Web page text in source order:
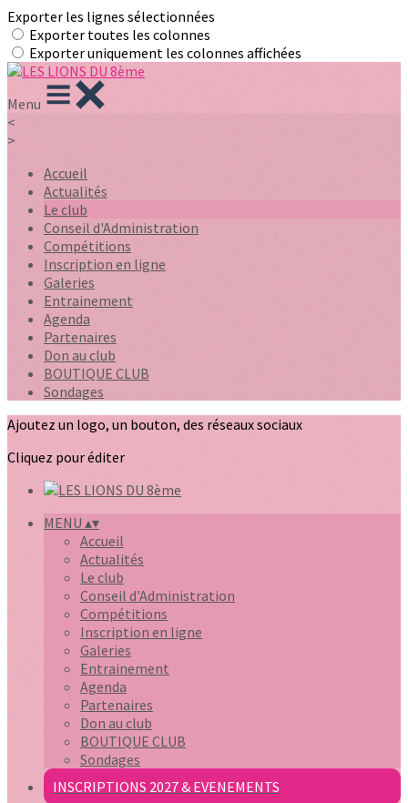
Exporter les lignes sélectionnées
Exporter toutes les colonnes
Exporter uniquement les colonnes affichées
Menu
<
>
Accueil
Actualités
Le club
Conseil d'Administration
Compétitions
Inscription en ligne
Galeries
Entrainement
Agenda
Partenaires
Don au club
BOUTIQUE CLUB
Sondages
Ajoutez un logo, un bouton, des réseaux sociaux
Cliquez pour éditer
MENU ▴▾
Accueil
Actualités
Le club
Conseil d'Administration
Compétitions
Inscription en ligne
Galeries
Entrainement
Agenda
Partenaires
Don au club
BOUTIQUE CLUB
Sondages
INSCRIPTIONS 2027 & EVENEMENTS